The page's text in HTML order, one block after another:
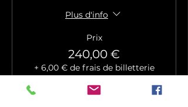
Plus d'info
Prix
240,00 €
+ 6,00 € de frais de billetterie
Quantité